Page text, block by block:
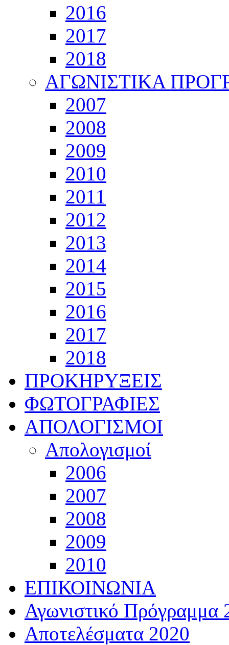
2016
2017
2018
ΑΓΩΝΙΣΤΙΚΑ
2007
2008
2009
2010
2011
2012
2013
2014
2015
2016
2017
2018
ΠΡΟΚΗΡΥΞΕΙΣ
ΦΩΤΟΓΡΑΦΙΕΣ
ΑΠΟΛΟΓΙΣΜΟΙ
Απολογισμοί
2006
2007
2008
2009
2010
ΕΠΙΚΟΙΝΩΝΙΑ
Αγωνιστικό Πρόγραμμα
Αποτελέσματα 2020